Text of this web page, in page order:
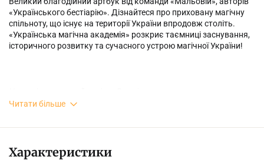
«Українського бестіарію». Дізнайтеся про приховану магічну
спільноту, що існує на території України впродовж століть.
«Українська магічна академія» розкриє таємниці заснування,
історичного розвитку та сучасного устрою магічної України!
реальна. Ви — майбутнє магічної України, вам творити її історію.
Читати більше
Характеристики